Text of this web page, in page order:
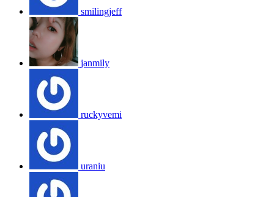
smilingjeff
janmily
ruckyvemi
uraniu